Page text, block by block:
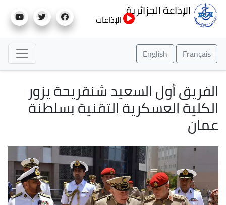
إلى
الإذاعة الجزائرية
الإذاعات
Français
English
الفريق أول السعيد شنقريحة يزور
الكلية العسكرية التقنية بسلطنة
عمان